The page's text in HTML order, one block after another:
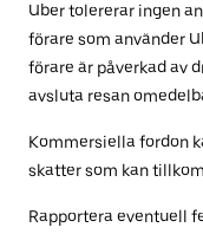
Uber tolererar ingen
förare som använder
förare är påverkad av
avsluta resan
Kommersiella fordon
skatter som kan
Rapportera eventuell